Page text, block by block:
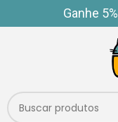
Ganhe